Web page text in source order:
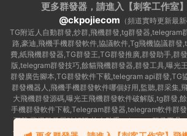
更多群發器，請進入【刺客工作室】
@ckpojiecom （頻道實時更新最新
TG附近人自動群發,炒群,飛機群發,tg群發器,telegram
路,豪迪,飛機手機群發軟件,協議軟件,Tg飛機協議群發
費,紙飛機群發器,TG群發王,TG群發推廣,群發助手,群
版,telegram群發技巧,餘貓飛機群發器,群發工具,曝光
群發廣告腳本,TG群發軟件下載,telegram api群發,TG
群發機器人,飛機手機群發軟件哪個好用,監聽,群采集,
大飛機群發源碼,曝光王飛機群發軟件破解版,tg群發,
手機群發軟件下載,Telegram群發器,telegram軟件群
下載,飛機群發器破解版,拉人助手,telegram群發工具
件,Telegram怎麽群發,協議号注冊機,TG機器人群發